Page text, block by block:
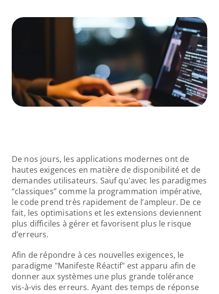
De nos jours, les applications modernes ont de
hautes exigences en matière de disponibilité et de
demandes utilisateurs. Sauf qu'avec les paradigmes
“classiques” comme la programmation impérative,
le code prend très rapidement de l’ampleur. De ce
fait, les optimisations et les extensions deviennent
plus difficiles à gérer et favorisent plus le risque
d’erreurs.
Afin de répondre à ces nouvelles exigences, le
paradigme "Manifeste Réactif" est apparu afin de
donner aux systèmes une plus grande tolérance
vis-à-vis des erreurs. Ayant des temps de réponse